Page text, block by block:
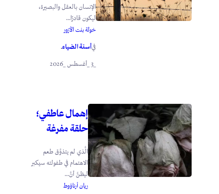
الإنسان بالعقل والبصيرة،
ليكون قادرًا...
خولة بنت الأزور
فيأسنة الضياء.
إهمال عاطفي؛
حلقة مفرغة
الَّذي لم يتذوَّق طعم
الاهتمام في طفولته سيكبر
ليظنَّ أنَّ...
ريان أرناؤوط